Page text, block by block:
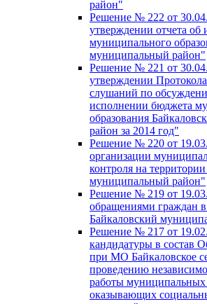
район"
Решение № 222 от
утверждении отчета
муниципального
муниципальный район"
Решение № 221 от
утверждении
слушаний по
исполнении бюджета
образования
район за 2014 год"
Решение № 220 от
организации
контроля на
муниципальный район"
Решение № 219 от
обращениями граждан
Байкаловский
Решение № 217 от
кандидатуры в состав
при МО Байкаловское
проведению
работы
оказывающих